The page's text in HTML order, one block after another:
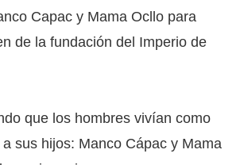
Capac y Mama Ocllo para
de la fundación del Imperio de
que los hombres vivían como
sus hijos: Manco Cápac y Mama